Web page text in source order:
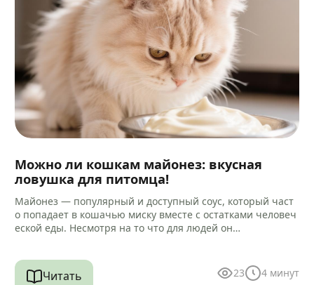
Можно ли кошкам майонез: вкусная
ловушка для питомца!
Майонез — популярный и доступный соус, который част
о попадает в кошачью миску вместе с остатками человеч
еской еды. Несмотря на то что для людей он…
Читать 23 4 минут